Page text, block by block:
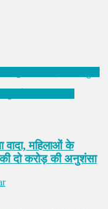
वादा, महिलाओं के
की दो करोड़ की अनुशंसा